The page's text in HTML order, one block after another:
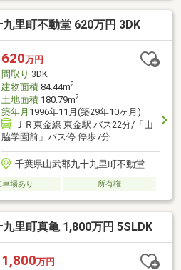
里町不動堂 620万円 3DK
620万円
間取り 3DK
建物面積84.44m2
土地面積180.79m2
築年月 1996年11月(築29年10ヶ月)
ＪＲ東金線 東金駅 バス22分/「山
脇学園前」バス停 停歩7分
千葉県山武郡九十九里町不動堂
車場あり 所有権
里町真亀 1,800万円 5SLDK
1,800万円